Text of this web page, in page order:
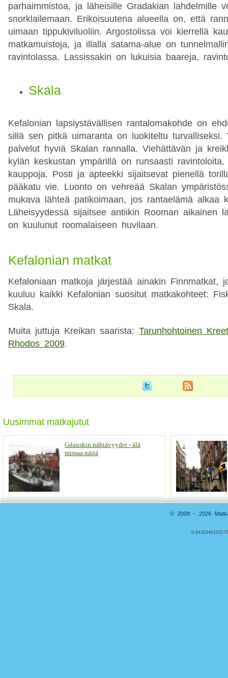
parhaimmistoa, ja läheisille Gradakian lahdelmille
snorklailemaan. Erikoisuutena alueella on, että
uimaan tippukiviluoliin. Argostolissa voi kierrellä
matkamuistoja, ja illalla satama-alue on
ravintolassa. Lassissakin on lukuisia baareja,
Skala
Kefalonian lapsiystävällisen rantalomakohde on
sillä sen pitkä uimaranta on luokiteltu turvalliseksi.
palvelut hyviä Skalan rannalla. Viehättävän ja
kylän keskustan ympärillä on runsaasti
kauppoja. Posti ja apteekki sijaitsevat pienellä
pääkatu vie. Luonto on vehreää Skalan
mukava lähteä patikoimaan, jos rantaelämä alkaa
Läheisyydessä sijaitsee antiikin Rooman aikainen
on kuulunut roomalaiseen huvilaan.
Kefalonian matkat
Kefaloniaan matkoja järjestää ainakin Finnmatkat,
kuuluu kaikki Kefalonian suositut matkakohteet:
Skala.
Muita juttuja Kreikan saarista: Tarunhohtoinen
Rhodos 2009.
Uusimmat matkajutut
Gdanskin nähtävyydet - älä
missaa näitä
© 2008 - 2026